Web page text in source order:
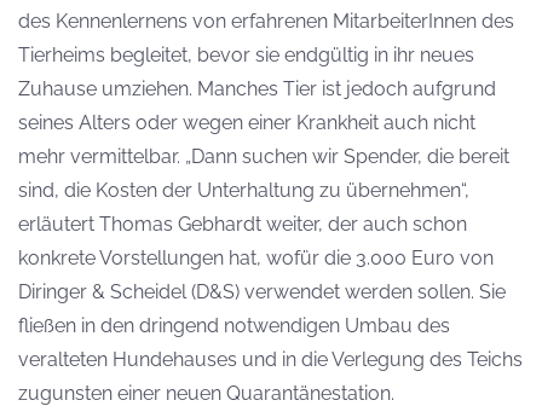
des Kennenlernens von erfahrenen MitarbeiterInnen des
Tierheims begleitet, bevor sie endgültig in ihr neues
Zuhause umziehen. Manches Tier ist jedoch aufgrund
seines Alters oder wegen einer Krankheit auch nicht
mehr vermittelbar. „Dann suchen wir Spender, die bereit
sind, die Kosten der Unterhaltung zu übernehmen“,
erläutert Thomas Gebhardt weiter, der auch schon
konkrete Vorstellungen hat, wofür die 3.000 Euro von
Diringer & Scheidel (D&S) verwendet werden sollen. Sie
fließen in den dringend notwendigen Umbau des
veralteten Hundehauses und in die Verlegung des Teichs
zugunsten einer neuen Quarantänestation.